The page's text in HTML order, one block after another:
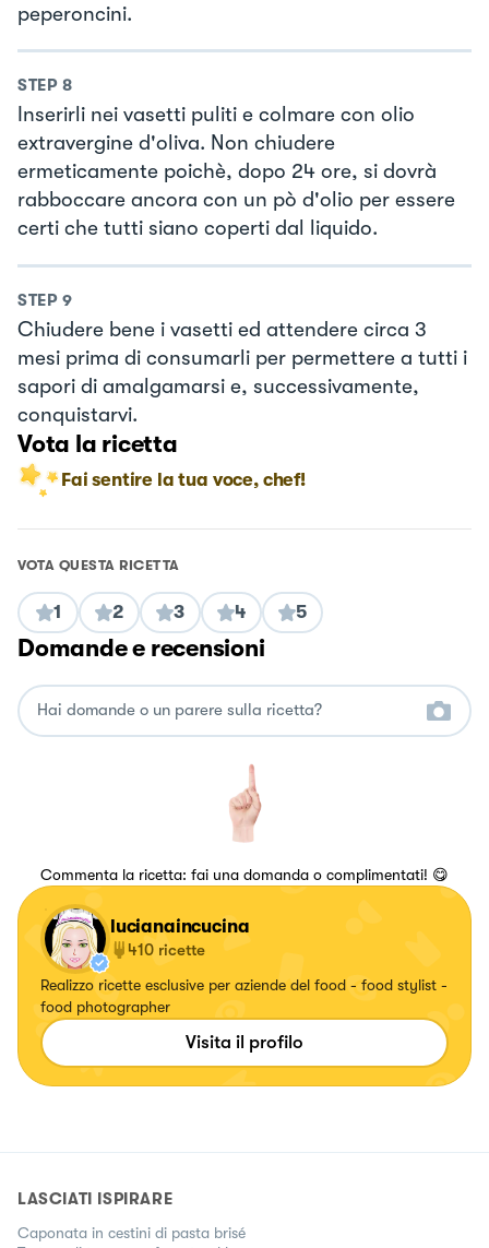
peperoncini.
STEP 8
Inserirli nei vasetti puliti e colmare con olio
extravergine d'oliva. Non chiudere
ermeticamente poichè, dopo 24 ore, si dovrà
rabboccare ancora con un pò d'olio per essere
certi che tutti siano coperti dal liquido.
STEP 9
Chiudere bene i vasetti ed attendere circa 3
mesi prima di consumarli per permettere a tutti i
sapori di amalgamarsi e, successivamente,
conquistarvi.
Vota la ricetta
Fai sentire la tua voce, chef!
VOTA QUESTA RICETTA
1 2 3 4 5
Domande e recensioni
Commenta la ricetta: fai una domanda o complimentati! 😋
lucianaincucina
410 ricette
Realizzo ricette esclusive per aziende del food - food stylist -
food photographer
Visita il profilo
LASCIATI ISPIRARE
Caponata in cestini di pasta brisé